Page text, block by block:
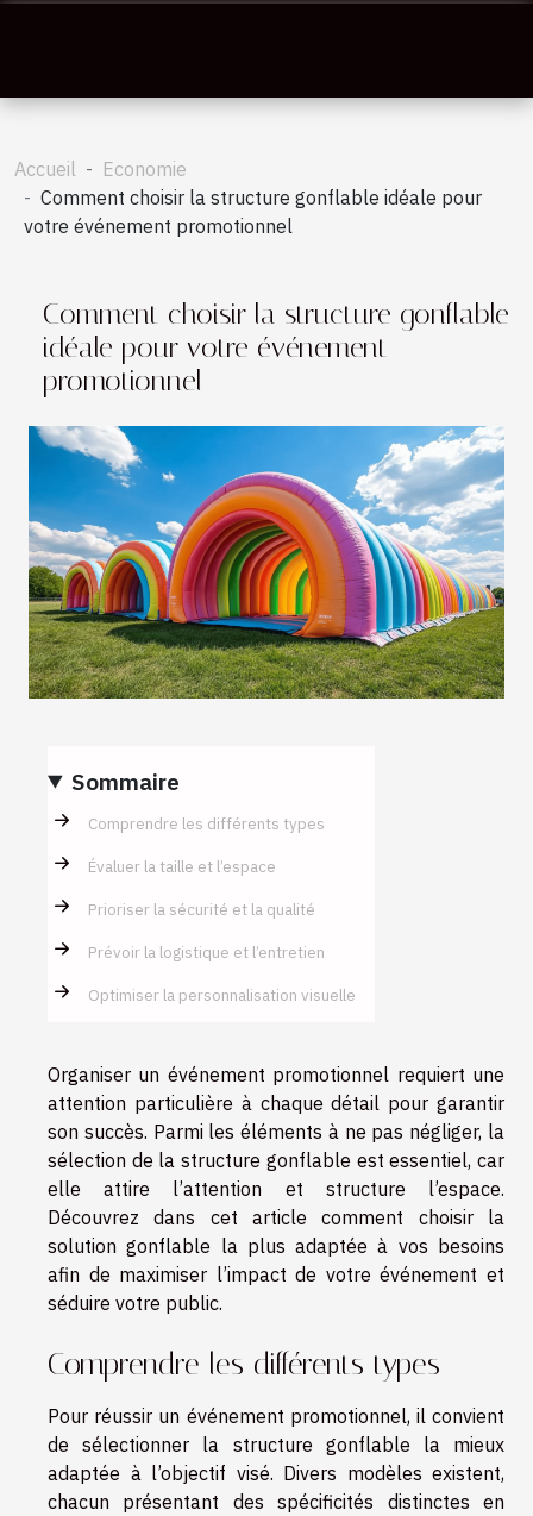
Accueil
Economie
Comment choisir la structure gonflable idéale pour
votre événement promotionnel
Comment choisir la structure gonflable
idéale pour votre événement
promotionnel
Sommaire
Comprendre les différents types
Évaluer la taille et l’espace
Prioriser la sécurité et la qualité
Prévoir la logistique et l’entretien
Optimiser la personnalisation visuelle
Organiser un événement promotionnel requiert une
attention particulière à chaque détail pour garantir
son succès. Parmi les éléments à ne pas négliger, la
sélection de la structure gonflable est essentiel, car
elle attire l’attention et structure l’espace.
Découvrez dans cet article comment choisir la
solution gonflable la plus adaptée à vos besoins
afin de maximiser l’impact de votre événement et
séduire votre public.
Comprendre les différents types
Pour réussir un événement promotionnel, il convient
de sélectionner la structure gonflable la mieux
adaptée à l’objectif visé. Divers modèles existent,
chacun présentant des spécificités distinctes en